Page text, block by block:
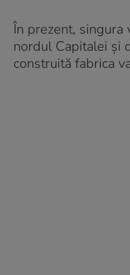
În prezent, singura
nordul Capitalei și
construită fabrica